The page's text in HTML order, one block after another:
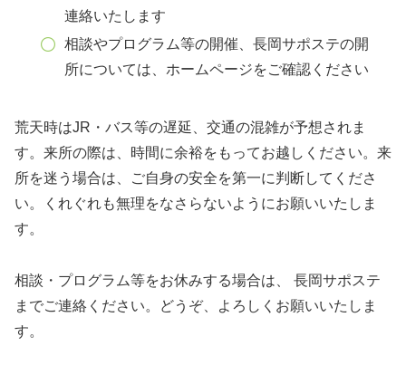
連絡いたします
相談やプログラム等の開催、長岡サポステの開
所については、ホームページをご確認ください
荒天時はJR・バス等の遅延、交通の混雑が予想されま
す。来所の際は、時間に余裕をもってお越しください。来
所を迷う場合は、ご自身の安全を第一に判断してくださ
い。くれぐれも無理をなさらないようにお願いいたしま
す。
相談・プログラム等をお休みする場合は、 長岡サポステ
までご連絡ください。どうぞ、よろしくお願いいたしま
す。